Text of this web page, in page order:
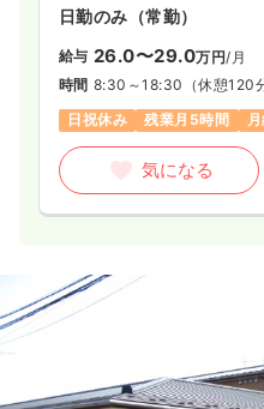
1. プライベートも大切にでき
水曜日を除き、診療時間は 18
夜遅くまでの勤務が続く心配
間もしっかり確保できます。
「無理なく働きたい」「仕事
2. 幅広い診療科目を学べる、
一般内科、生活習慣病、腎臓
できます。
「医療の幅を広げたい」「専
確かな成長につながる環境です
3. 美容医療・コスメの“社員割
スタッフは、美容施術や取り
日勤のみ（常勤）
給与 26.0〜29.0万円/月
時間 8:30～18:30 （休憩120
日祝休み
残業月5時間
気になる